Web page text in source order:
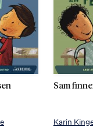
Sam
Karin